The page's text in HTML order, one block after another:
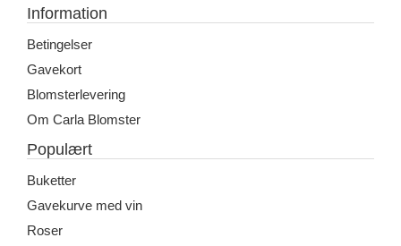
Information
Betingelser
Gavekort
Blomsterlevering
Om Carla Blomster
Populært
Buketter
Gavekurve med vin
Roser